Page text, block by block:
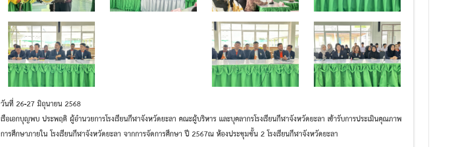
วันที่ 26-27 มิถุนายน 2568
เรือเอกบุญพบ ประพฤติ ผู้อำนวยการโรงเรียนกีฬาจังหวัดยะลา คณะผู้บริหาร และบุคลากรโรงเรียนกีฬาจังหวัดยะลา เข้ารับการประเมินคุณภาพ
การศึกษาภายใน โรงเรียนกีฬาจังหวัดยะลา จากการจัดการศึกษา ปี 2567ณ ห้องประชุมชั้น 2 โรงเรียนกีฬาจังหวัดยะลา